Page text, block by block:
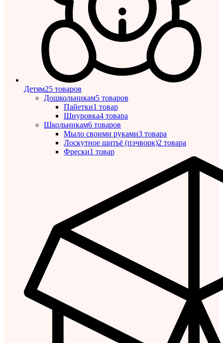
Детям25 товаров
Дошкольникам5 товаров
Пайетки1 товар
Шнуровка4 товара
Школьникам6 товаров
Мыло своими руками3 товара
Лоскутное шитьё (пэчворк)2 товара
Фрески1 товар